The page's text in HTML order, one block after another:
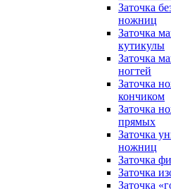
Заточка
ножниц
Заточка
кутикулы
Заточка
ногтей
Заточка
кончиком
Заточка
прямых
Заточка
ножниц
Заточка
Заточка
Заточка